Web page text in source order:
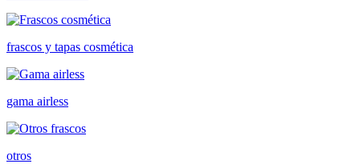
frascos y tapas cosmética
gama airless
otros